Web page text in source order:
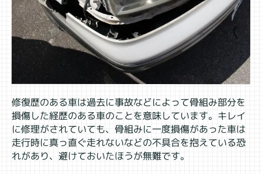
修復歴のある車は過去に事故などによって骨組み部分を
損傷した経歴のある車のことを意味しています。キレイ
に修理がされていても、骨組みに一度損傷があった車は
走行時に真っ直ぐ走れないなどの不具合を抱えている恐
れがあり、避けておいたほうが無難です。